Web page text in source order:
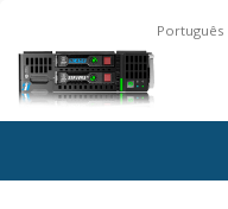
Português